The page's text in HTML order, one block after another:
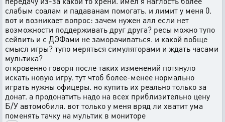
слабым соалам и падаванам помогать. и лимит у меня 0.
вот и возникает вопрос: зачем нужен алл если нет
возможности поддерживать друг друга? ресы можно тупо
сейвить и с ДЭФами не заморачиваться. и какой вобще
смысл игры? тупо меряться симуляторами и ждать часами
мультика?
откровенно говоря после таких изменений потянуло
искать новую игру. тут чтоб более-менее нормально
играть нужны офицеры. но купить их реально только за
донат. а продонатить надо на всех приблизительно цену
Б/У автомобиля. вот только у меня вряд ли хватит ума
поменять тачку на мультик в мониторе